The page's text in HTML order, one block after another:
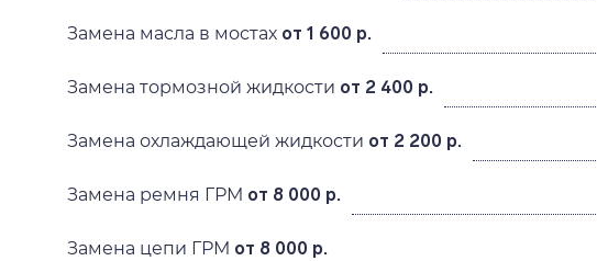
Замена масла в мостах от 1 600 р.
Замена тормозной жидкости от 2 400 р.
Замена охлаждающей жидкости от 2 200 р.
Замена ремня ГРМ от 8 000 р.
Замена цепи ГРМ от 8 000 р.